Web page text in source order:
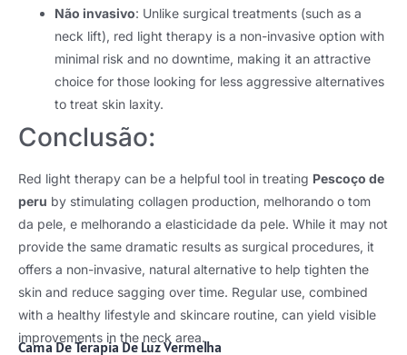
Não invasivo: Unlike surgical treatments (such as a
neck lift), red light therapy is a non-invasive option with
minimal risk and no downtime, making it an attractive
choice for those looking for less aggressive alternatives
to treat skin laxity.
Conclusão:
Red light therapy can be a helpful tool in treating Pescoço de
peru by stimulating collagen production, melhorando o tom
da pele, e melhorando a elasticidade da pele. While it may not
provide the same dramatic results as surgical procedures, it
offers a non-invasive, natural alternative to help tighten the
skin and reduce sagging over time. Regular use, combined
with a healthy lifestyle and skincare routine, can yield visible
improvements in the neck area.
Cama De Terapia De Luz Vermelha